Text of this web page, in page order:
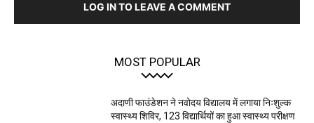
LOG IN TO LEAVE A COMMENT
MOST POPULAR
अदाणी फाउंडेशन ने नवोदय विद्यालय में लगाया निःशुल्क
स्वास्थ्य शिविर, 123 विद्यार्थियों का हुआ स्वास्थ्य परीक्षण